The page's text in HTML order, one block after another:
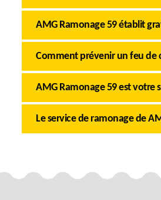
AMG Ramonage 59 établit
Comment prévenir un feu de
AMG Ramonage 59 est votre
Le service de ramonage de